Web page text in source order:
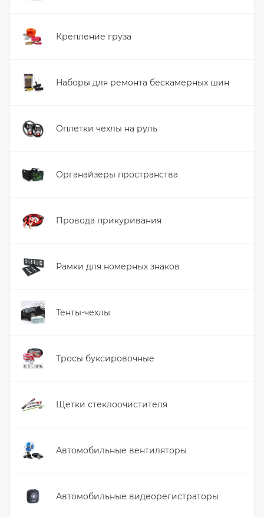
Крепление груза
Наборы для ремонта бескамерных шин
Оплетки чехлы на руль
Органайзеры пространства
Провода прикуривания
Рамки для номерных знаков
Тенты-чехлы
Тросы буксировочные
Щетки стеклоочистителя
Автомобильные вентиляторы
Автомобильные видеорегистраторы